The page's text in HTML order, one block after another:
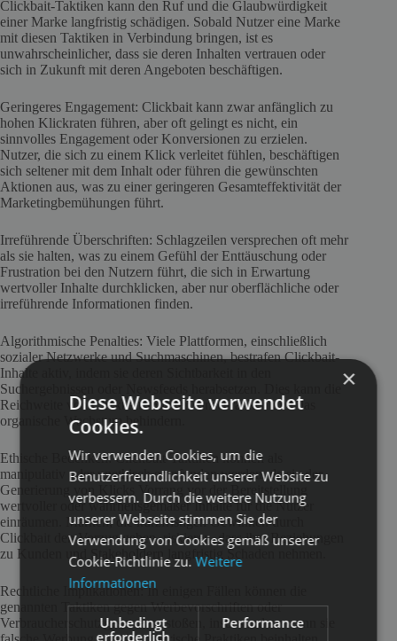
Clickbait-Taktiken kann den Ruf und die Glaubwürdigkeit
einer Marke langfristig schädigen. Sobald Nutzer eine Marke
mit diesen Taktiken in Verbindung bringen, ist es
unwahrscheinlicher, dass sie deren Inhalten vertrauen oder
sich in Zukunft mit deren Angeboten beschäftigen.
Geringeres Engagement: Clickbait kann zwar anfänglich zu
hohen Klickraten führen, aber oft gelingt es nicht, ein
sinnvolles Engagement oder Konversionen zu erzielen.
Nutzer, die sich zu einem Klick verleitet fühlen, beschäftigen
sich seltener mit dem Inhalt oder führen die gewünschten
Aktionen aus, was zu einer geringeren Gesamteffektivität der
Marketingbemühungen führt.
Irreführende Überschriften: Schlagzeilen versprechen oft mehr
als sie halten, was zu einem Gefühl der Enttäuschung oder
Frustration bei den Nutzern führt, die sich in Erwartung
wertvoller Inhalte durchklicken, aber nur oberflächliche oder
irreführende Informationen finden.
Algorithmische Penalties: Viele Plattformen, einschließlich
sozialer Netzwerke und Suchmaschinen, bestrafen Clickbait-
Inhalte aktiv, indem sie deren Sichtbarkeit in den
Suchergebnissen oder Newsfeeds herabsetzen. Dies kann die
Reichweite von Clickbait-Inhalten einschränken und das
organische Wachstum behindern.
Ethische Bedenken: Clickbait-Taktiken können als
manipulativ oder unethisch empfunden werden, da sie der
Generierung von Klicks Vorrang vor der Bereitstellung
wertvoller oder wahrheitsgemäßer Inhalte für die Nutzer
einräumen. Marken, die kurzfristigen Gewinnen durch
Clickbait den Vorzug geben, riskieren, dass ihre Beziehungen
zu Kunden und Stakeholdern langfristig Schaden nehmen.
Rechtliche Implikationen: In einigen Fällen können die
genannten Taktiken gegen Werbevorschriften oder
Verbraucherschutzgesetze verstoßen, insbesondere wenn sie
×
Diese Webseite verwendet
Cookies.
Wir verwenden Cookies, um die
Benutzerfreundlichkeit unserer Website zu
verbessern. Durch die weitere Nutzung
unserer Webseite stimmen Sie der
Verwendung von Cookies gemäß unserer
Cookie-Richtlinie zu.Weitere
Informationen
Unbedingt
erforderlich
Performance